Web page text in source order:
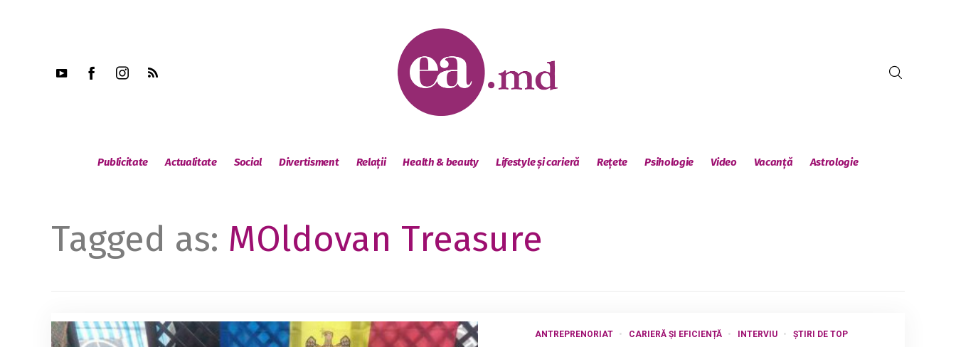
Publicitate Actualitate Social Divertisment Relații Health & beauty Lifestyle și carieră Rețete Psihologie Video Vacanță Astrologie
Tagged as: MOldovan Treasure
ANTREPRENORIAT CARIERĂ ȘI EFICIENȚĂ INTERVIU ȘTIRI DE TOP